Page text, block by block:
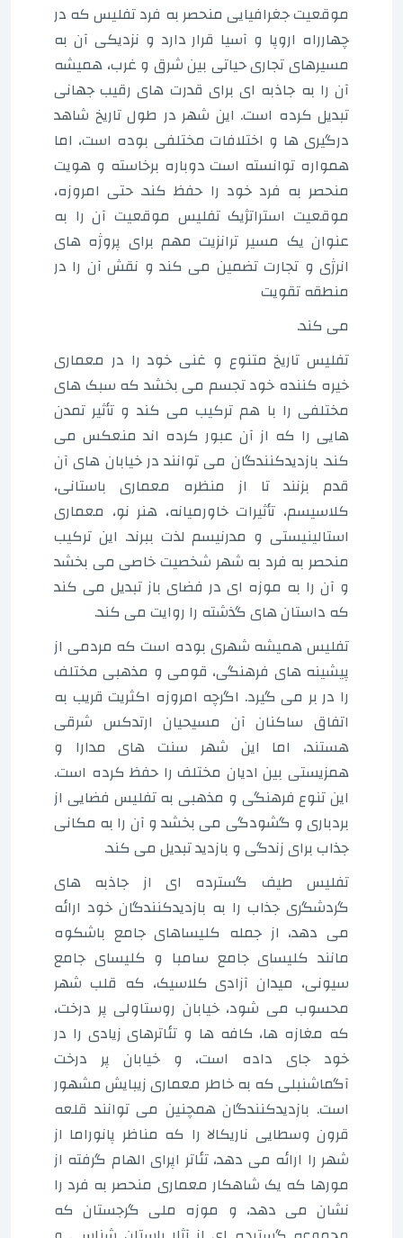
موقعیت جغرافیایی منحصر به فرد تفلیس که در
چهارراه اروپا و آسیا قرار دارد و نزدیکی آن به
مسیرهای تجاری حیاتی بین شرق و غرب، همیشه
آن را به جاذبه ای برای قدرت های رقیب جهانی
تبدیل کرده است. این شهر در طول تاریخ شاهد
درگیری ها و اختلافات مختلفی بوده است، اما
همواره توانسته است دوباره برخاسته و هویت
منحصر به فرد خود را حفظ کند. حتی امروزه،
موقعیت استراتژیک تفلیس موقعیت آن را به
عنوان یک مسیر ترانزیت مهم برای پروژه های
انرژی و تجارت تضمین می کند و نقش آن را در
منطقه تقویت
می کند.
تفلیس تاریخ متنوع و غنی خود را در معماری
خیره کننده خود تجسم می بخشد که سبک های
مختلفی را با هم ترکیب می کند و تأثیر تمدن
هایی را که از آن عبور کرده اند منعکس می
کند. بازدیدکنندگان می توانند در خیابان های آن
قدم بزنند تا از منظره معماری باستانی،
کلاسیسم، تأثیرات خاورمیانه، هنر نو، معماری
استالینیستی و مدرنیسم لذت ببرند. این ترکیب
منحصر به فرد به شهر شخصیت خاصی می بخشد
و آن را به موزه ای در فضای باز تبدیل می کند
که داستان های گذشته را روایت می کند.
تفلیس همیشه شهری بوده است که مردمی از
پیشینه های فرهنگی، قومی و مذهبی مختلف
را در بر می گیرد. اگرچه امروزه اکثریت قریب به
اتفاق ساکنان آن مسیحیان ارتدکس شرقی
هستند، اما این شهر سنت های مدارا و
همزیستی بین ادیان مختلف را حفظ کرده است.
این تنوع فرهنگی و مذهبی به تفلیس فضایی از
بردباری و گشودگی می بخشد و آن را به مکانی
جذاب برای زندگی و بازدید تبدیل می کند.
تفلیس طیف گسترده ای از جاذبه های
گردشگری جذاب را به بازدیدکنندگان خود ارائه
می دهد، از جمله کلیساهای جامع باشکوه
مانند کلیسای جامع سامبا و کلیسای جامع
سیونی، میدان آزادی کلاسیک، که قلب شهر
محسوب می شود، خیابان روستاولی پر درخت،
که مغازه ها، کافه ها و تئاترهای زیادی را در
خود جای داده است، و خیابان پر درخت
آگماشنبلی که به خاطر معماری زیبایش مشهور
است. بازدیدکنندگان همچنین می توانند قلعه
قرون وسطایی ناریکالا را که مناظر پانوراما از
شهر را ارائه می دهد، تئاتر اپرای الهام گرفته از
مورها که یک شاهکار معماری منحصر به فرد را
نشان می دهد، و موزه ملی گرجستان که